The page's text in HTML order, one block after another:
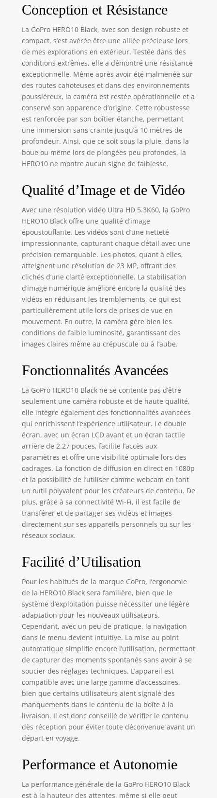
stabilisation
tactiles réactives et
double la
fréquence
d'images pour des
séquences
incroyablement
fluides. Conçu
spécifiquement
pour la nature
exigeante de la
GoPro, le « système
sur puce » GP2 est
de loin notre plus
rapide jamais.
Photos et vidéos
haute résolution,
fréquence
passez à la GoPro
jamais réalisée.
Mise à niveau pour
des photos
incroyables de 23
MP et une
résolution vidéo
5,3K à 60 fps,
HERO10 offre un
double de la
fréquence
d'images pour un
mouvement
incroyablement
fluide. De plus, il y
mettre en pause
prendre des
photos de 15,8 MP
à partir de vidéos
5,3 K qui ont l'air
incroyables. Une
qualité d'image
incroyable : prenez
des photos avec
des détails fins,
des textures
réalistes et un
contraste
époustouflant,
même dans des
Les images sont à
leur meilleur grâce
à un nouveau
cache hydrophobe
qui repousse l'eau
tout en aidant à
éliminer les reflets
et autres artefacts.
HyperSmooth 4.0 :
HyperSmooth n'a
jamais été aussi
fluide et il est
facile de composer
la meilleure
stabilisation à tout
moment. De plus,
obtenez des
performances
luminosité et un
nivellement de
l'horizon avec une
limite d'inclinaison
Conception et Résistance
La GoPro HERO10 Black, avec son design robuste et
compact, s’est avérée être une alliée précieuse lors
de mes explorations en extérieur. Testée dans des
conditions extrêmes, elle a démontré une résistance
exceptionnelle. Même après avoir été malmenée sur
des routes cahoteuses et dans des environnements
poussiéreux, la caméra est restée opérationnelle et a
conservé son apparence d’origine. Cette robustesse
est renforcée par son boîtier étanche, permettant
une immersion sans crainte jusqu’à 10 mètres de
profondeur. Ainsi, que ce soit sous la pluie, dans la
boue ou même lors de plongées peu profondes, la
HERO10 ne montre aucun signe de faiblesse.
Qualité d’Image et de Vidéo
Avec une résolution vidéo Ultra HD 5.3K60, la GoPro
HERO10 Black offre une qualité d’image
époustouflante. Les vidéos sont d’une netteté
impressionnante, capturant chaque détail avec une
précision remarquable. Les photos, quant à elles,
atteignent une résolution de 23 MP, offrant des
clichés d’une clarté exceptionnelle. La stabilisation
d’image numérique améliore encore la qualité des
vidéos en réduisant les tremblements, ce qui est
particulièrement utile lors de prises de vue en
mouvement. En outre, la caméra gère bien les
conditions de faible luminosité, garantissant des
images claires même au crépuscule ou à l’aube.
Fonctionnalités Avancées
La GoPro HERO10 Black ne se contente pas d’être
seulement une caméra robuste et de haute qualité,
elle intègre également des fonctionnalités avancées
qui enrichissent l’expérience utilisateur. Le double
écran, avec un écran LCD avant et un écran tactile
arrière de 2.27 pouces, facilite l’accès aux
paramètres et offre une visibilité optimale lors des
cadrages. La fonction de diffusion en direct en 1080p
et la possibilité de l’utiliser comme webcam en font
un outil polyvalent pour les créateurs de contenu. De
plus, grâce à sa connectivité Wi-Fi, il est facile de
transférer et de partager ses vidéos et images
directement sur ses appareils personnels ou sur les
réseaux sociaux.
Facilité d’Utilisation
Pour les habitués de la marque GoPro, l’ergonomie
de la HERO10 Black sera familière, bien que le
système d’exploitation puisse nécessiter une légère
adaptation pour les nouveaux utilisateurs.
Cependant, avec un peu de pratique, la navigation
dans le menu devient intuitive. La mise au point
automatique simplifie encore l’utilisation, permettant
de capturer des moments spontanés sans avoir à se
soucier des réglages techniques. L’appareil est
compatible avec une large gamme d’accessoires,
bien que certains utilisateurs aient signalé des
manquements dans le contenu de la boîte à la
livraison. Il est donc conseillé de vérifier le contenu
dès réception pour éviter toute déconvenue avant un
départ en voyage.
Performance et Autonomie
La performance générale de la GoPro HERO10 Black
est à la hauteur des attentes, même si elle peut